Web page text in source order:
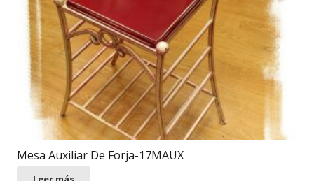
Mesa Auxiliar De Forja-17MAUX